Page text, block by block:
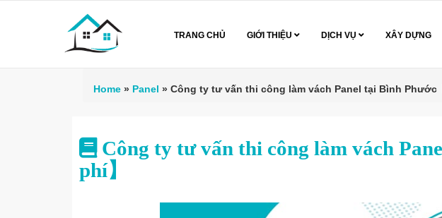
TRANG CHỦ GIỚI THIỆU DỊCH VỤ XÂY DỰNG
Home » Panel » Công ty tư vấn thi công làm vách Panel tại Bình Phước
Công ty tư vấn thi công làm vách
phí】